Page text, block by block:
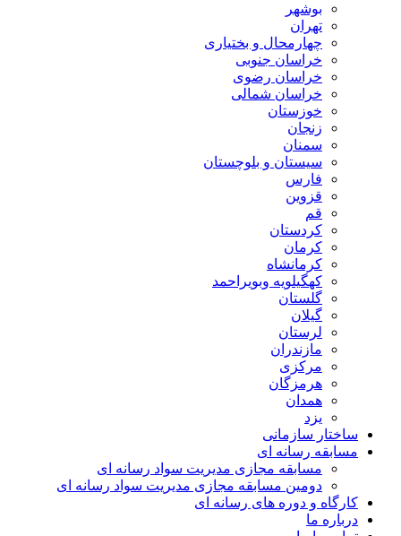
بوشهر
تهران
چهارمحال و بختیاری
خراسان جنوبی
خراسان رضوی
خراسان شمالی
خوزستان
زنجان
سمنان
سیستان و بلوچستان
فارس
قزوین
قم
کردستان
کرمان
کرمانشاه
کهگیلویه وبویراحمد
گلستان
گیلان
لرستان
مازندران
مرکزی
هرمزگان
همدان
یزد
ساختار سازمانی
مسابقه رسانه ای
مسابقه مجازی مدیریت سواد رسانه ای
دومین مسابقه مجازی مدیریت سواد رسانه ای
کارگاه و دوره های رسانه ای
درباره ما